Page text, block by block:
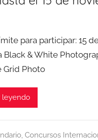
para participar: 15
Black & White
Grid Photo
leyendo
, Concursos